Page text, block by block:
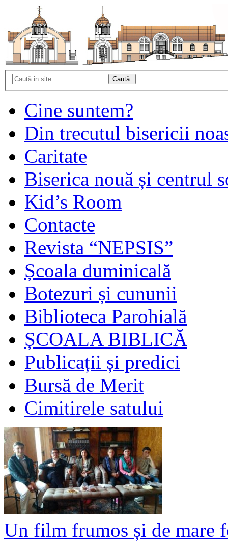
Cine suntem?
Din trecutul bisericii
Caritate
Biserica nouă și centrul
Kid’s Room
Contacte
Revista “NEPSIS”
Școala duminicală
Botezuri și cununii
Biblioteca Parohială
ȘCOALA BIBLICĂ
Publicații și predici
Bursă de Merit
Cimitirele satului
Un film frumos și de mare